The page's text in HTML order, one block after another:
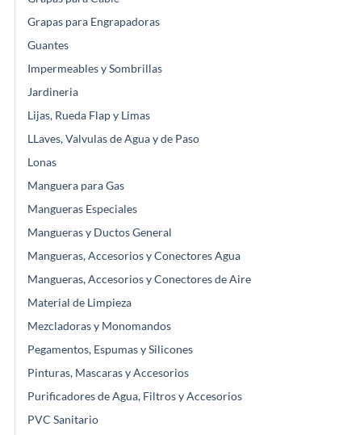
Grapas para Engrapadoras
Guantes
Impermeables y Sombrillas
Jardineria
Lijas, Rueda Flap y Limas
LLaves, Valvulas de Agua y de Paso
Lonas
Manguera para Gas
Mangueras Especiales
Mangueras y Ductos General
Mangueras, Accesorios y Conectores Agua
Mangueras, Accesorios y Conectores de Aire
Material de Limpieza
Mezcladoras y Monomandos
Pegamentos, Espumas y Silicones
Pinturas, Mascaras y Accesorios
Purificadores de Agua, Filtros y Accesorios
PVC Sanitario